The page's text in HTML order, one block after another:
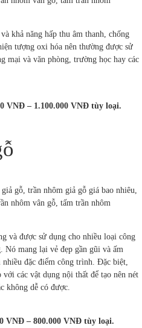
khả năng hấp thu âm thanh, chống
tượng oxi hóa nên thường được sử
mại và văn phòng, trường học hay các
VNĐ – 1.100.000 VNĐ tùy loại.
và được sử dụng cho nhiều loại công
Nó mang lại vẻ đẹp gần gũi và ấm
đặc điểm công trình. Đặc biệt,
các vật dụng nội thất để tạo nên nét
không dễ có được.
VNĐ – 800.000 VNĐ tùy loại.